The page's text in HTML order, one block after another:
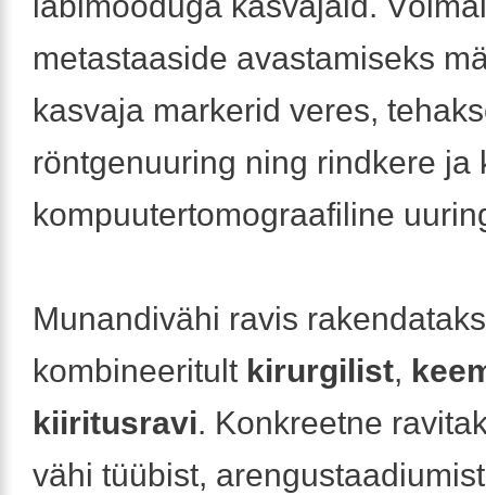
metastaaside avastamiseks
kasvaja markerid veres,
röntgenuuring ning rindkere ja
kompuutertomograafiline
Munandivähi ravis
kombineeritult kirurgilist,
kiiritusravi. Konkreetne
vähi tüübist,